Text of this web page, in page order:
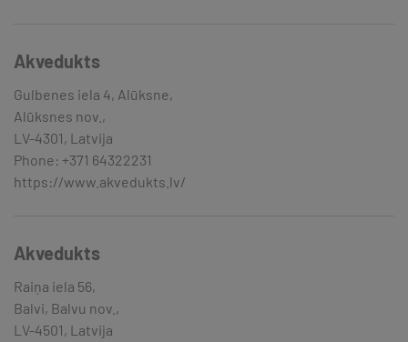
Akvedukts
Gulbenes iela 4, Alūksne,
Alūksnes nov.,
LV-4301, Latvija
Phone: +371 64322231
https://www.akvedukts.lv/
Akvedukts
Raiņa iela 56,
Balvi, Balvu nov.,
LV-4501, Latvija